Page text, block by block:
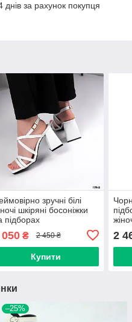
за рахунок покупця
зручні білі
шкіряні босоніжки
підборах
₴ 2 450 ₴
Купити
2
–25%